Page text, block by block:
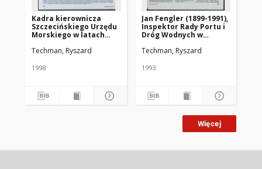
Kadra kierownicza
Szczecińskiego Urzędu
Morskiego w latach
Techman, Ryszard
1998
Jan Fengler (1899-1991),
Inspektor Rady Portu i
Dróg Wodnych w
Wydziału
Szczecińskiego Urzędu
Portu Szczecin
Techman, Ryszard
1993
Więcej